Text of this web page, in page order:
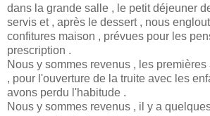
dans la grande salle , le petit déjeuner
servis et , après le dessert , nous
confitures maison , prévues pour les
prescription .
Nous y sommes revenus , les
, pour l'ouverture de la truite avec les
avons perdu l'habitude .
Nous y sommes revenus , il y a